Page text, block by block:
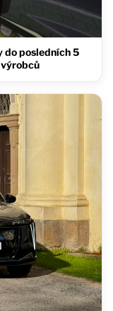
do posledních 5